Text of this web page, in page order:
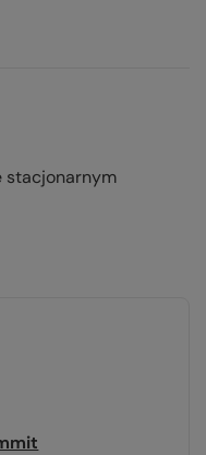
stacjonarnym